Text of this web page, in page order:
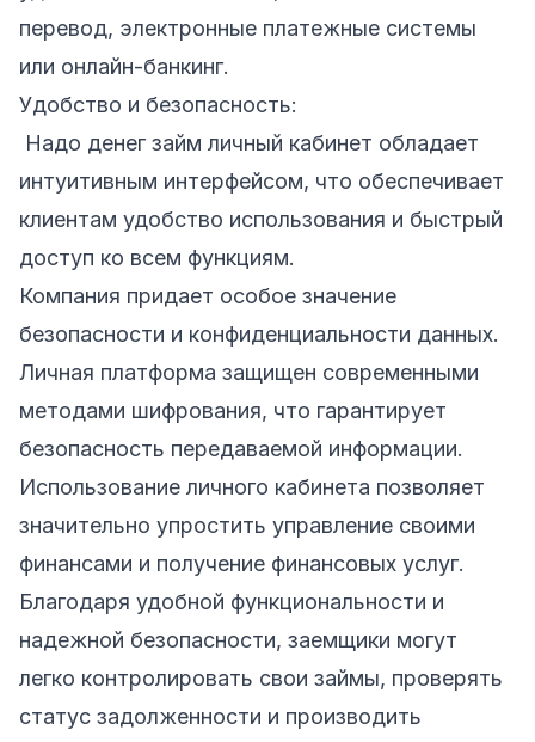
перевод, электронные платежные системы
или онлайн-банкинг.
Удобство и безопасность:
Надо денег займ личный кабинет обладает
интуитивным интерфейсом, что обеспечивает
клиентам удобство использования и быстрый
доступ ко всем функциям.
Компания придает особое значение
безопасности и конфиденциальности данных.
Личная платформа защищен современными
методами шифрования, что гарантирует
безопасность передаваемой информации.
Использование личного кабинета позволяет
значительно упростить управление своими
финансами и получение финансовых услуг.
Благодаря удобной функциональности и
надежной безопасности, заемщики могут
легко контролировать свои займы, проверять
статус задолженности и производить